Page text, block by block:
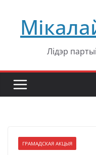
содержимому
Лідэр
ГРАМАДСКАЯ АКЦЫЯ